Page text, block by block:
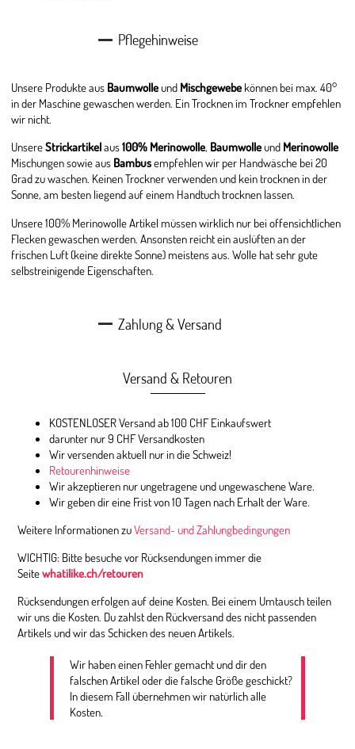
Pflegehinweise
Unsere Produkte aus Baumwolleund Mischgewebe können bei max. 40°
in der Maschine gewaschen werden. Ein Trocknen im Trockner empfehlen
wir nicht.
UnsereStrickartikelaus100% Merinowolle, Baumwolleund Merinowolle
Mischungen sowie aus Bambusempfehlen wir per Handwäsche bei 20
Grad zu waschen. Keinen Trockner verwenden und kein trocknen in der
Sonne, am besten liegend auf einem Handtuch trocknen lassen.
Unsere 100% Merinowolle Artikel müssen wirklich nur bei offensichtlichen
Flecken gewaschen werden. Ansonsten reicht ein auslüften an der
frischen Luft (keine direkte Sonne) meistens aus. Wolle hat sehr gute
selbstreinigende Eigenschaften.
Zahlung & Versand
Versand & Retouren
KOSTENLOSER Versand ab 100 CHF Einkaufswert
darunter nur 9 CHF Versandkosten
Wir versenden aktuell nur in die Schweiz!
Retourenhinweise
Wir akzeptieren nur ungetragene und ungewaschene Ware.
Wir geben dir eine Frist von 10 Tagen nach Erhalt der Ware.
Weitere Informationen zuVersand- und Zahlungbedingungen
WICHTIG: Bitte besuche vor Rücksendungen immer die
Seitewhatilike.ch/retouren
Rücksendungen erfolgen auf deine Kosten. Bei einem Umtausch teilen
wir uns die Kosten. Du zahlst den Rückversand des nicht passenden
Artikels und wir das Schicken des neuen Artikels.
Wir haben einen Fehler gemacht und dir den
falschen Artikel oder die falsche Größe geschickt?
In diesem Fall übernehmen wir natürlich alle
Kosten.